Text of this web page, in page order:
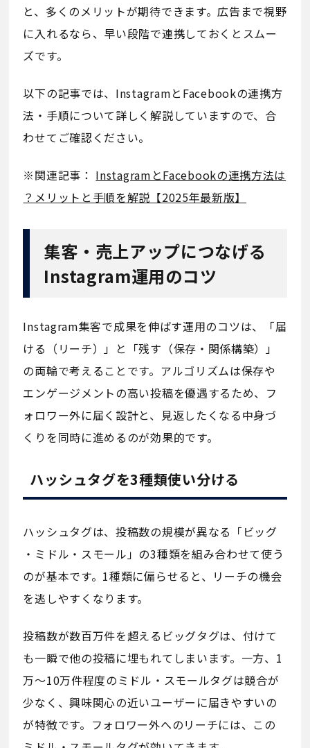
と、多くのメリットが期待できます。広告まで視野
に入れるなら、早い段階で連携しておくとスムー
ズです。
以下の記事では、InstagramとFacebookの連携方
法・手順について詳しく解説していますので、合
わせてご確認ください。
※関連記事： InstagramとFacebookの連携方法は
？メリットと手順を解説【2025年最新版】
集客・売上アップにつなげる
Instagram運用のコツ
Instagram集客で成果を伸ばす運用のコツは、「届
ける（リーチ）」と「残す（保存・関係構築）」
の両輪で考えることです。アルゴリズムは保存や
エンゲージメントの高い投稿を優遇するため、フ
ォロワー外に届く設計と、見返したくなる中身づ
くりを同時に進めるのが効果的です。
ハッシュタグを3種類使い分ける
ハッシュタグは、投稿数の規模が異なる「ビッグ
・ミドル・スモール」の3種類を組み合わせて使う
のが基本です。1種類に偏らせると、リーチの機会
を逃しやすくなります。
投稿数が数百万件を超えるビッグタグは、付けて
も一瞬で他の投稿に埋もれてしまいます。一方、1
万〜10万件程度のミドル・スモールタグは競合が
少なく、興味関心の近いユーザーに届きやすいの
が特徴です。フォロワー外へのリーチには、この